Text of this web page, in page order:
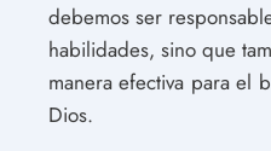
debemos ser
habilidades, sino que
manera efectiva para el
Dios.